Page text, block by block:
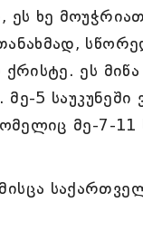
ეს ხე
ეს მიწა
5 საუკუნეში
მე-7-11